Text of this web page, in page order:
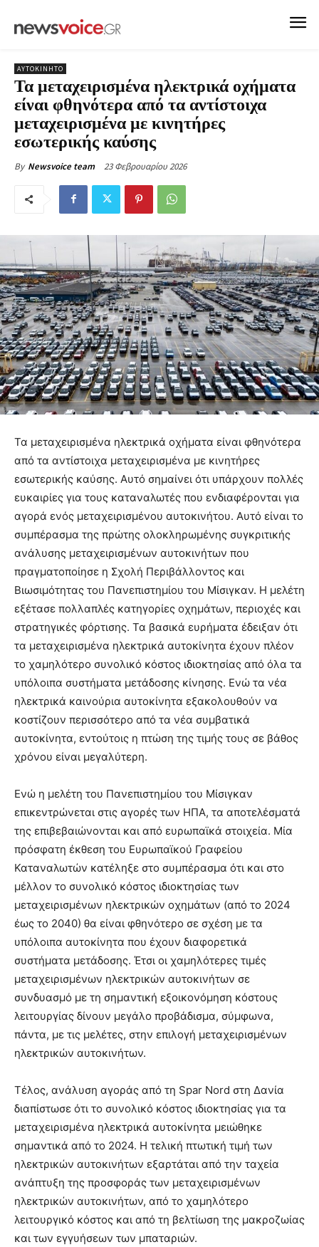
ΑΥΤΟΚΙΝΗΤΟ
Τα μεταχειρισμένα ηλεκτρικά οχήματα
είναι φθηνότερα από τα αντίστοιχα
μεταχειρισμένα με κινητήρες
εσωτερικής καύσης
By Newsvoice team 23 Φεβρουαρίου 2026
Τα μεταχειρισμένα ηλεκτρικά οχήματα είναι φθηνότερα
από τα αντίστοιχα μεταχειρισμένα με κινητήρες
εσωτερικής καύσης. Αυτό σημαίνει ότι υπάρχουν πολλές
ευκαιρίες για τους καταναλωτές που ενδιαφέρονται για
αγορά ενός μεταχειρισμένου αυτοκινήτου. Αυτό είναι το
συμπέρασμα της πρώτης ολοκληρωμένης συγκριτικής
ανάλυσης μεταχειρισμένων αυτοκινήτων που
πραγματοποίησε η Σχολή Περιβάλλοντος και
Βιωσιμότητας του Πανεπιστημίου του Μίσιγκαν. Η μελέτη
εξέτασε πολλαπλές κατηγορίες οχημάτων, περιοχές και
στρατηγικές φόρτισης. Τα βασικά ευρήματα έδειξαν ότι
τα μεταχειρισμένα ηλεκτρικά αυτοκίνητα έχουν πλέον
το χαμηλότερο συνολικό κόστος ιδιοκτησίας από όλα τα
υπόλοιπα συστήματα μετάδοσης κίνησης. Ενώ τα νέα
ηλεκτρικά καινούρια αυτοκίνητα εξακολουθούν να
κοστίζουν περισσότερο από τα νέα συμβατικά
αυτοκίνητα, εντούτοις η πτώση της τιμής τους σε βάθος
χρόνου είναι μεγαλύτερη.
Ενώ η μελέτη του Πανεπιστημίου του Μίσιγκαν
επικεντρώνεται στις αγορές των ΗΠΑ, τα αποτελέσματά
της επιβεβαιώνονται και από ευρωπαϊκά στοιχεία. Μία
πρόσφατη έκθεση του Ευρωπαϊκού Γραφείου
Καταναλωτών κατέληξε στο συμπέρασμα ότι και στο
μέλλον το συνολικό κόστος ιδιοκτησίας των
μεταχειρισμένων ηλεκτρικών οχημάτων (από το 2024
έως το 2040) θα είναι φθηνότερο σε σχέση με τα
υπόλοιπα αυτοκίνητα που έχουν διαφορετικά
συστήματα μετάδοσης. Έτσι οι χαμηλότερες τιμές
μεταχειρισμένων ηλεκτρικών αυτοκινήτων σε
συνδυασμό με τη σημαντική εξοικονόμηση κόστους
λειτουργίας δίνουν μεγάλο προβάδισμα, σύμφωνα,
πάντα, με τις μελέτες, στην επιλογή μεταχειρισμένων
ηλεκτρικών αυτοκινήτων.
Τέλος, ανάλυση αγοράς από τη Spar Nord στη Δανία
διαπίστωσε ότι το συνολικό κόστος ιδιοκτησίας για τα
μεταχειρισμένα ηλεκτρικά αυτοκίνητα μειώθηκε
σημαντικά από το 2024. Η τελική πτωτική τιμή των
ηλεκτρικών αυτοκινήτων εξαρτάται από την ταχεία
ανάπτυξη της προσφοράς των μεταχειρισμένων
ηλεκτρικών αυτοκινήτων, από το χαμηλότερο
λειτουργικό κόστος και από τη βελτίωση της μακροζωίας
και των εγγυήσεων των μπαταριών.